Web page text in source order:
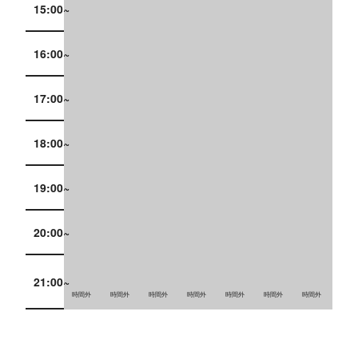
15:00~
16:00~
17:00~
18:00~
19:00~
20:00~
21:00~
時間外 時間外 時間外 時間外 時間外 時間外 時間外